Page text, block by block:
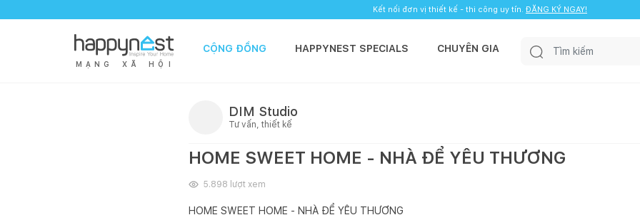
Kết nối đơn vị thiết kế - thi công uy tín. ĐĂNG KÝ NGAY!
M Ạ N G X Ã H Ộ I
CỘNG ĐỒNG HAPPYNEST SPECIALS CHUYÊN GIA
DIM Studio
Tư vấn, thiết kế
HOME SWEET HOME - NHÀ ĐỂ YÊU THƯƠNG
5.898 lượt xem
HOME SWEET HOME - NHÀ ĐỂ YÊU THƯƠNG